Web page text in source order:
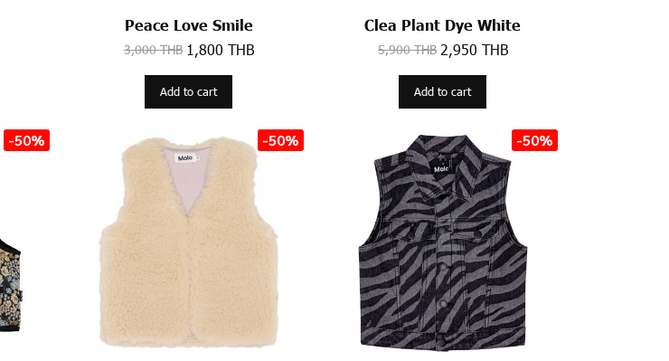
Peace Love Smile
3,000 THB 1,800 THB
Add to cart
Clea Plant Dye White
5,900 THB 2,950 THB
Add to cart
-50% -50% -50%